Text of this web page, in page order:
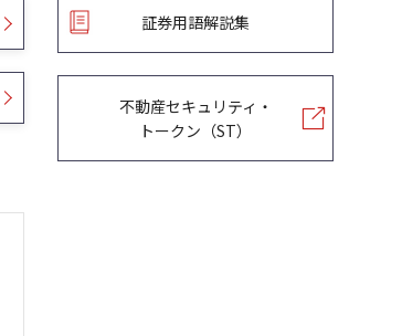
証券用語解説集
不動産セキュリティ・
トークン（ST）